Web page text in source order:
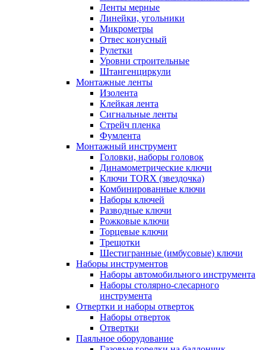
Ленты мерные
Линейки, угольники
Микрометры
Отвес конусный
Рулетки
Уровни строительные
Штангенциркули
Монтажные ленты
Изолента
Клейкая лента
Сигнальные ленты
Стрейч пленка
Фумлента
Монтажный инструмент
Головки, наборы головок
Динамометрические ключи
Ключи TORX (звездочка)
Комбинированные ключи
Наборы ключей
Разводные ключи
Рожковые ключи
Торцевые ключи
Трещотки
Шестигранные (имбусовые) ключи
Наборы инструментов
Наборы автомобильного инструмента
Наборы столярно-слесарного
инструмента
Отвертки и наборы отверток
Наборы отверток
Отвертки
Паяльное оборудование